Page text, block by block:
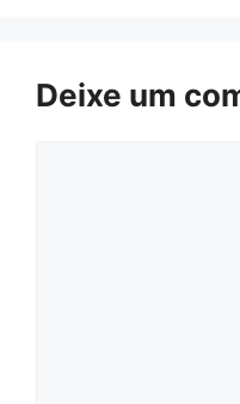
Deixe um